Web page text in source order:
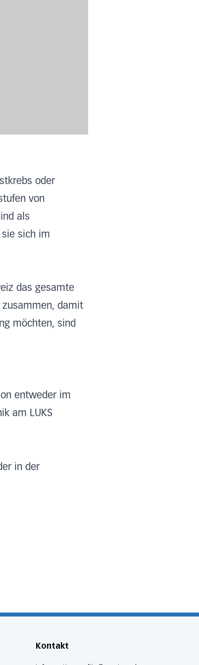
oder
von
als
sie sich im
das gesamte
zusammen, damit
möchten, sind
entweder im
am LUKS
in der
Kontakt